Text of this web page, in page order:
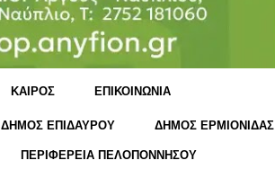
KΑΙΡΟΣ ΕΠΙΚΟΙΝΩΝΙΑ
ΔΗΜΟΣ ΕΠΙΔΑΥΡΟΥ ΔΗΜΟΣ ΕΡΜΙΟΝΙΔΑΣ
ΠΕΡΙΦΕΡΕΙΑ ΠΕΛΟΠΟΝΝΗΣΟΥ